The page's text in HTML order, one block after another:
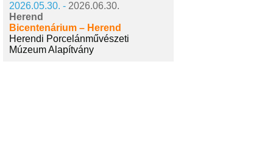
2026.05.30. - 2026.06.30.
Herend
Bicentenárium – Herend
Herendi Porcelánművészeti
Múzeum Alapítvány